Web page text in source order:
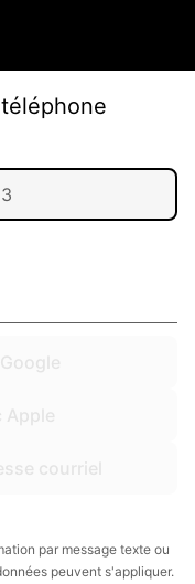
courriel
par message texte ou
peuvent s'appliquer.